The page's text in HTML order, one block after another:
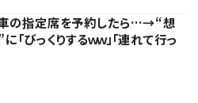
の指定席を予約したら…→“想
「びっくりするｗｗ」「連れて行っ